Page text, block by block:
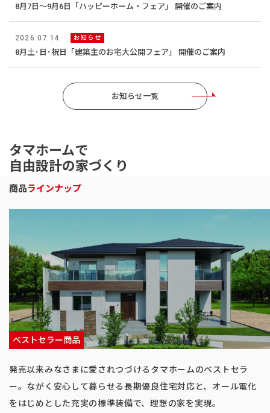
8月7日～9月6日「ハッピーホーム・フェア」 開催のご案内
2026.07.14 お知らせ
8月土･日･祝日「建築主のお宅大公開フェア」 開催のご案内
お知らせ一覧
タマホームで
自由設計の家づくり
商品ラインナップ
ベストセラー商品
発売以来みなさまに愛されつづけるタマホームのベストセラ
ー。ながく安心して暮らせる長期優良住宅対応と、オール電化
をはじめとした充実の標準装備で、理想の家を実現。